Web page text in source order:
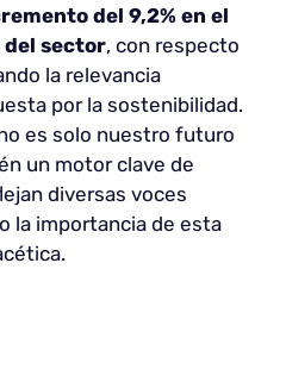
del 9,2% en el
del sector, con respecto
la relevancia
por la sostenibilidad.
es solo nuestro futuro
un motor clave de
diversas voces
la importancia de esta